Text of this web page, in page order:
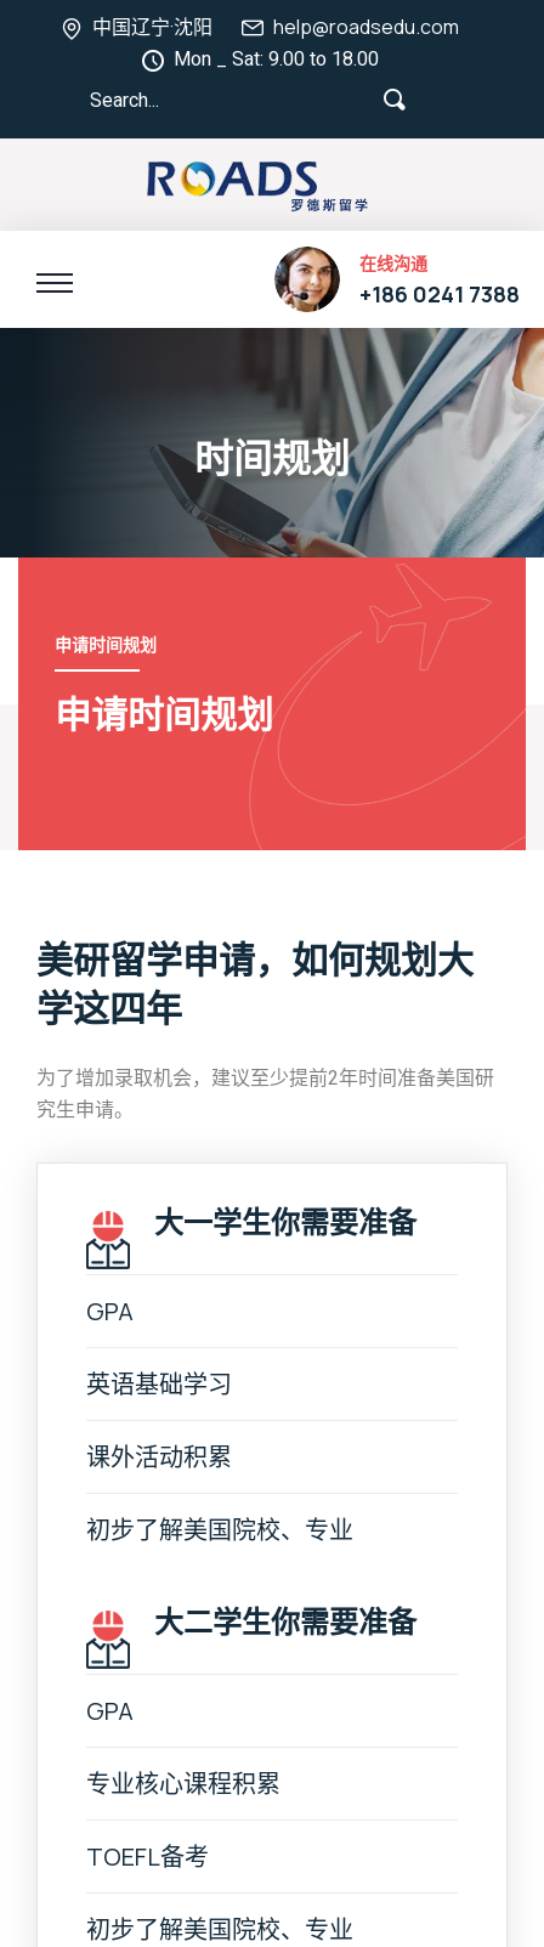
中国辽宁·沈阳 help@roadsedu.com
Mon _ Sat: 9.00 to 18.00
在线沟通
+186 0241 7388
时间规划
申请时间规划
申请时间规划
美研留学申请，如何规划大
学这四年
为了增加录取机会，建议至少提前2年时间准备美国研
究生申请。
大一学生你需要准备
GPA
英语基础学习
课外活动积累
初步了解美国院校、专业
大二学生你需要准备
GPA
专业核心课程积累
TOEFL备考
初步了解美国院校、专业